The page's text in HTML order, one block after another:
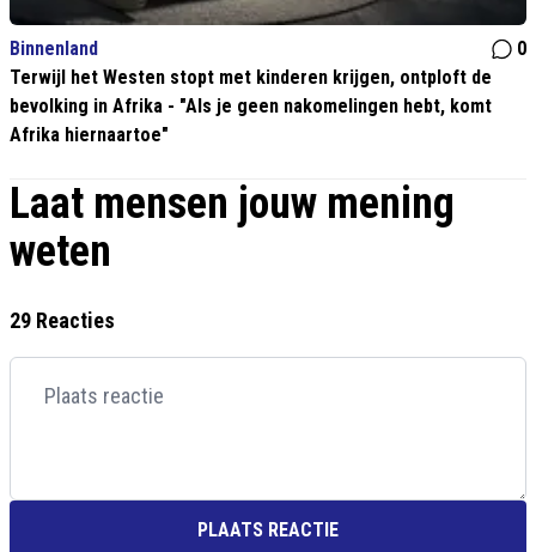
Binnenland
0
Terwijl het Westen stopt met kinderen krijgen, ontploft de
bevolking in Afrika - "Als je geen nakomelingen hebt, komt
Afrika hiernaartoe"
Laat mensen jouw mening
weten
29 Reacties
PLAATS REACTIE